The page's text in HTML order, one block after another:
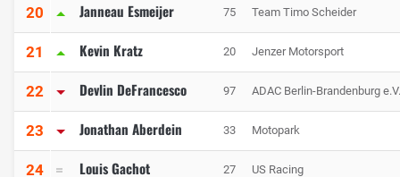
20 Janneau Esmeijer 75 Team Timo Scheider
21 Kevin Kratz 20 Jenzer Motorsport
22 Devlin DeFrancesco 97 ADAC Berlin-Brandenburg e.V.
23 Jonathan Aberdein 33 Motopark
24 Louis Gachot 27 US Racing